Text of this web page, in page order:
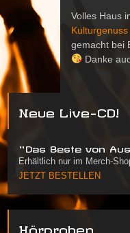
Volles Haus
gemacht bei
Danke
Neue Live-CD!
"Das Beste von
Erhältlich nur im Merch-
JETZT BESTELLEN
Hörproben